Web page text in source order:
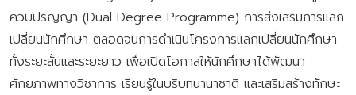
ควบปริญญา (Dual Degree Programme) การส่งเสริมการแลก
เปลี่ยนนักศึกษา ตลอดจนการดำเนินโครงการแลกเปลี่ยนนักศึกษา
ทั้งระยะสั้นและระยะยาว เพื่อเปิดโอกาสให้นักศึกษาได้พัฒนา
ศักยภาพทางวิชาการ เรียนรู้ในบริบทนานาชาติ และเสริมสร้างทักษะ